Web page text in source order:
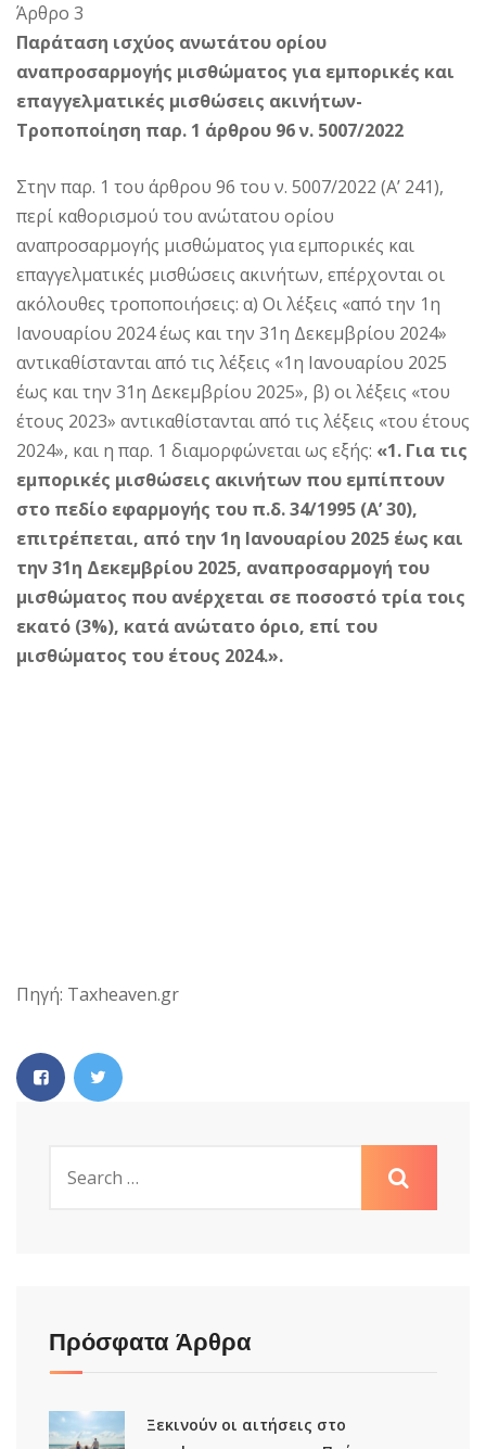
Άρθρο 3
Παράταση ισχύος ανωτάτου ορίου
αναπροσαρμογής μισθώματος για εμπορικές και
επαγγελματικές μισθώσεις ακινήτων-
Τροποποίηση παρ. 1 άρθρου 96 ν. 5007/2022
Στην παρ. 1 του άρθρου 96 του ν. 5007/2022 (Α’ 241),
περί καθορισμού του ανώτατου ορίου
αναπροσαρμογής μισθώματος για εμπορικές και
επαγγελματικές μισθώσεις ακινήτων, επέρχονται οι
ακόλουθες τροποποιήσεις: α) Οι λέξεις «από την 1η
Ιανουαρίου 2024 έως και την 31η Δεκεμβρίου 2024»
αντικαθίστανται από τις λέξεις «1η Ιανουαρίου 2025
έως και την 31η Δεκεμβρίου 2025», β) οι λέξεις «του
έτους 2023» αντικαθίστανται από τις λέξεις «του έτους
2024», και η παρ. 1 διαμορφώνεται ως εξής: «1. Για τις
εμπορικές μισθώσεις ακινήτων που εμπίπτουν
στο πεδίο εφαρμογής του π.δ. 34/1995 (Α’ 30),
επιτρέπεται, από την 1η Ιανουαρίου 2025 έως και
την 31η Δεκεμβρίου 2025, αναπροσαρμογή του
μισθώματος που ανέρχεται σε ποσοστό τρία τοις
εκατό (3%), κατά ανώτατο όριο, επί του
μισθώματος του έτους 2024.».
Πηγή: Taxheaven.gr
Πρόσφατα Άρθρα
Ξεκινούν οι αιτήσεις στο